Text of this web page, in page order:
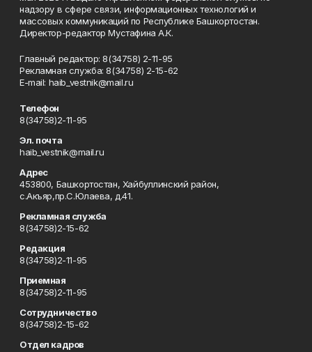
надзору в сфере связи, информационных технологий и
массовых коммуникаций по Республике Башкортостан.
Директор-редактор Мустафина А.К.
Главный редактор: 8(34758) 2-11-95
Рекламная служба: 8(34758) 2-15-62
Е-mаil: haib_vestnik@mail.ru
Телефон
8(34758)2-11-95
Эл. почта
haib_vestnik@mail.ru
Адрес
453800, Башкортостан, Хайбуллинский район,
с.Акъяр,пр.С.Юлаева, д.41.
Рекламная служба
8(34758)2-15-62
Редакция
8(34758)2-11-95
Приемная
8(34758)2-11-95
Сотрудничество
8(34758)2-15-62
Отдел кадров